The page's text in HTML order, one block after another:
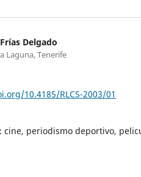
Delgado
Laguna, Tenerife
10.4185/RLCS-2003/01
cine, periodismo deportivo,